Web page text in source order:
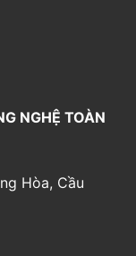
NGHỆ TOÀN
Hòa, Cầu